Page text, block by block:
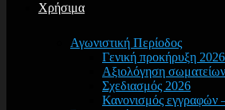
Χρήσιμα
Αγωνιστική Περίοδος
Γενική προκήρυξη 2026
Αξιολόγηση σωματείων
Σχεδιασμός 2026
Κανονισμός εγγραφών